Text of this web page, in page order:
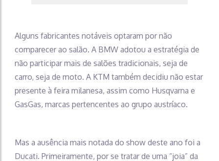
Alguns fabricantes notáveis optaram por não
comparecer ao salão. A BMW adotou a estratégia de
não participar mais de salões tradicionais, seja de
carro, seja de moto. A KTM também decidiu não estar
presente à feira milanesa, assim como Husqvarna e
GasGas, marcas pertencentes ao grupo austríaco.
Mas a ausência mais notada do show deste ano foi a
Ducati. Primeiramente, por se tratar de uma “joia” da